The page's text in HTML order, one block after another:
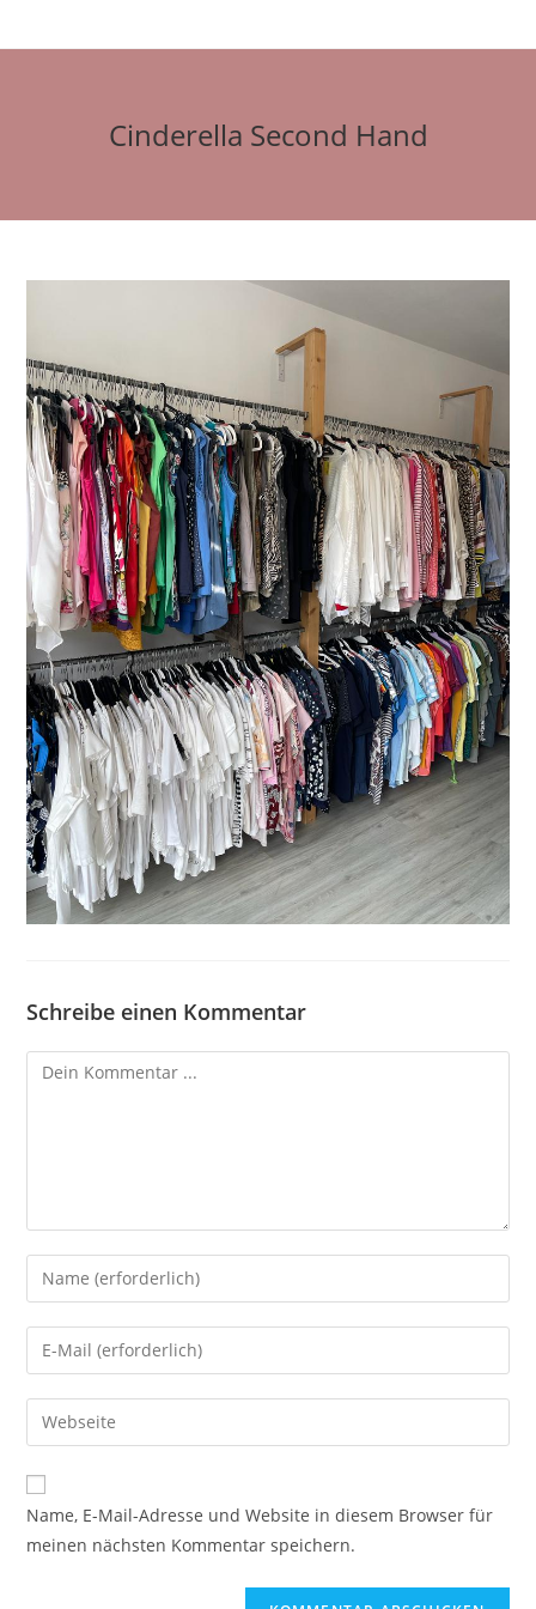
Inhalt
Cinderella Second Hand
Schreibe einen Kommentar
Kommentieren
Gib
deinen
Namen
oder
zum
Kommentieren
ein
Gib
deine
E-
Mail-
zum
Kommentieren
ein
Gib
deine
Website-
URL
Name, E-Mail-Adresse und Website in diesem Browser für
meinen nächsten Kommentar speichern.